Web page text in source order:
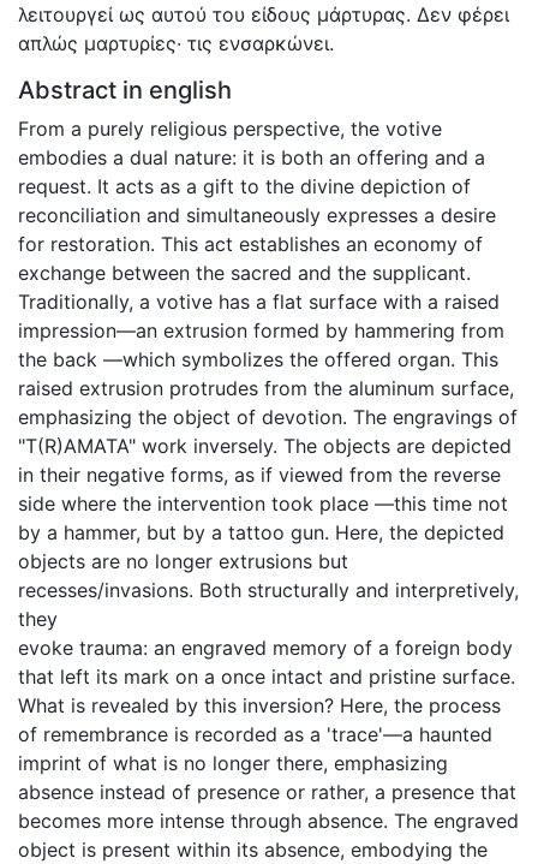
λειτουργεί ως αυτού του είδους μάρτυρας. Δεν φέρει
απλώς μαρτυρίες· τις ενσαρκώνει.
Abstract in english
From a purely religious perspective, the votive
embodies a dual nature: it is both an offering and a
request. It acts as a gift to the divine depiction of
reconciliation and simultaneously expresses a desire
for restoration. This act establishes an economy of
exchange between the sacred and the supplicant.
Traditionally, a votive has a flat surface with a raised
impression—an extrusion formed by hammering from
the back —which symbolizes the offered organ. This
raised extrusion protrudes from the aluminum surface,
emphasizing the object of devotion. The engravings of
"T(R)AMATA" work inversely. The objects are depicted
in their negative forms, as if viewed from the reverse
side where the intervention took place —this time not
by a hammer, but by a tattoo gun. Here, the depicted
objects are no longer extrusions but
recesses/invasions. Both structurally and interpretively,
they
evoke trauma: an engraved memory of a foreign body
that left its mark on a once intact and pristine surface.
What is revealed by this inversion? Here, the process
of remembrance is recorded as a 'trace'—a haunted
imprint of what is no longer there, emphasizing
absence instead of presence or rather, a presence that
becomes more intense through absence. The engraved
object is present within its absence, embodying the